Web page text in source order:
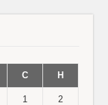
С Н
1 2